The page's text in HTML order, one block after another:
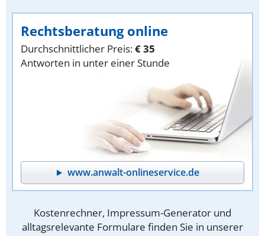
Rechtsberatung online
Durchschnittlicher Preis:€ 35
Antworten in unter einer Stunde
www.anwalt-onlineservice.de
Kostenrechner, Impressum-Generator und
alltagsrelevante Formulare finden Sie in unserer